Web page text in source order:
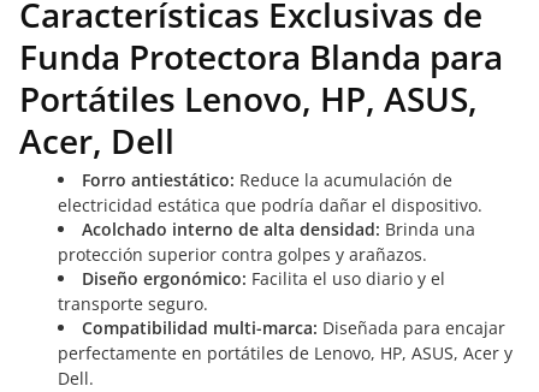
Características Exclusivas de
Funda Protectora Blanda para
Portátiles Lenovo, HP, ASUS,
Acer, Dell
Forro antiestático: Reduce la acumulación de
electricidad estática que podría dañar el dispositivo.
Acolchado interno de alta densidad: Brinda una
protección superior contra golpes y arañazos.
Diseño ergonómico: Facilita el uso diario y el
transporte seguro.
Compatibilidad multi-marca: Diseñada para encajar
perfectamente en portátiles de Lenovo, HP, ASUS, Acer y
Dell.